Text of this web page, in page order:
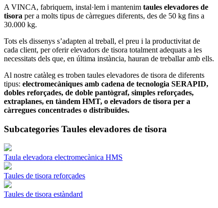
A VINCA, fabriquem, instal·lem i mantenim taules elevadores de
tisora per a molts tipus de càrregues diferents, des de 50 kg fins a
30.000 kg.
Tots els dissenys s’adapten al treball, el preu i la productivitat de
cada client, per oferir elevadors de tisora totalment adequats a les
necessitats dels que, en última instància, hauran de treballar amb ells.
Al nostre catàleg es troben taules elevadores de tisora de diferents
tipus: electromecàniques amb cadena de tecnologia SERAPID,
dobles reforçades, de doble pantògraf, simples reforçades,
extraplanes, en tàndem HMT, o elevadors de tisora per a
càrregues concentrades o distribuïdes.
Subcategories Taules elevadores de tisora
Taula elevadora electromecànica HMS
Taules de tisora reforçades
Taules de tisora estàndard